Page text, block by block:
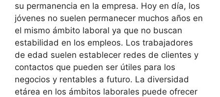
su permanencia en la empresa. Hoy en día, los
jóvenes no suelen permanecer muchos años en
el mismo ámbito laboral ya que no buscan
estabilidad en los empleos. Los trabajadores
de edad suelen establecer redes de clientes y
contactos que pueden ser útiles para los
negocios y rentables a futuro. La diversidad
etárea en los ámbitos laborales puede ofrecer